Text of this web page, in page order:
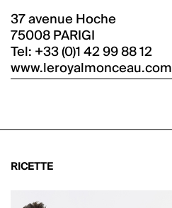
37 avenue Hoche
75008 PARIGI
Tel: +33 (0)1 42 99 88 12
www.leroyalmonceau.com
RICETTE